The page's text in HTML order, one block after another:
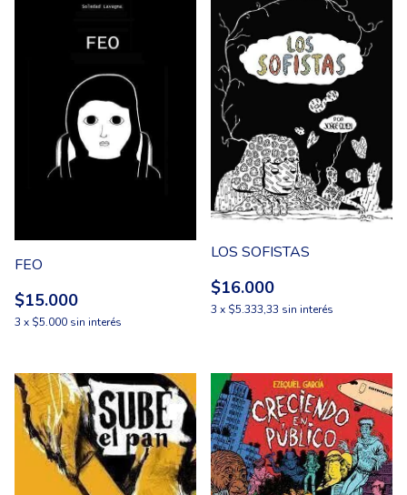
FEO
$15.000
3 x $5.000 sin interés
LOS SOFISTAS
$16.000
3 x $5.333,33 sin interés